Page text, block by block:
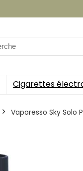
Cigarettes
Vaporesso Sky